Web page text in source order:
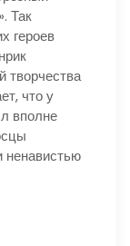
Так
героев
творчества
что у
вполне
ненавистью